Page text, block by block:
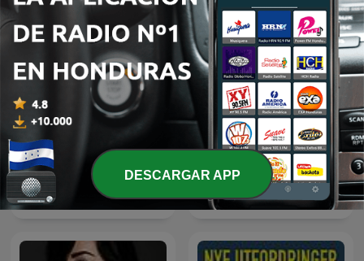
Alex & Per Dilemma
DESCARGAR APP